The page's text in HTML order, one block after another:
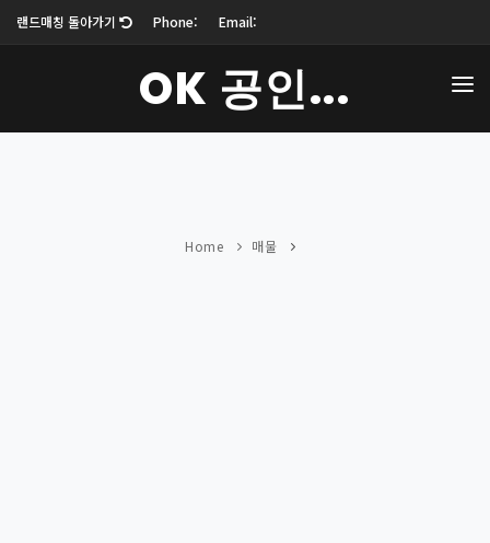
랜드매칭 돌아가기 Phone: Email:
OK 공인...
업체소개
Home 매물